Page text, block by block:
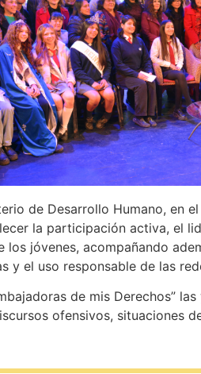
de Desarrollo Humano, en
la participación activa, el
jóvenes, acompañando
y el uso responsable de las
de mis Derechos”
ofensivos, situaciones